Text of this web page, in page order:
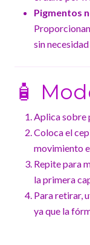
Pigmentos
sin
🧴
Aplica sobre
Coloca el
movimiento
Repite para
la primera
Para retirar,
ya que la